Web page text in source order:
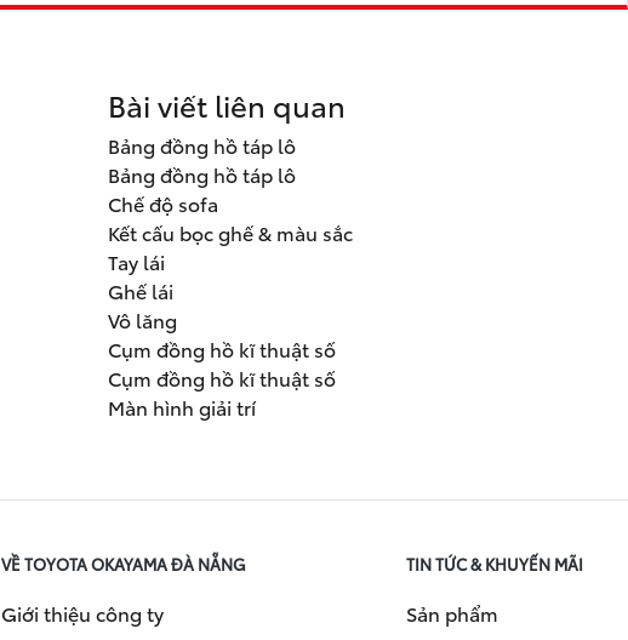
Bài viết liên quan
Bảng đồng hồ táp lô
Bảng đồng hồ táp lô
Chế độ sofa
Kết cấu bọc ghế & màu sắc
Tay lái
Ghế lái
Vô lăng
Cụm đồng hồ kĩ thuật số
Cụm đồng hồ kĩ thuật số
Màn hình giải trí
VỀ TOYOTA OKAYAMA ĐÀ NẴNG
Giới thiệu công ty
TIN TỨC & KHUYẾN MÃI
Sản phẩm